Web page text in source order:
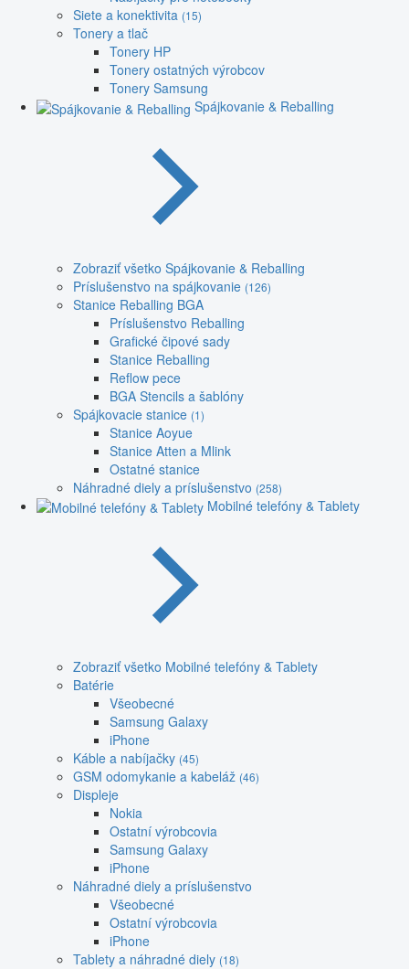
Siete a konektivita (15)
Tonery a tlač
Tonery HP
Tonery ostatných výrobcov
Tonery Samsung
Spájkovanie & Reballing
Zobraziť všetko Spájkovanie & Reballing
Príslušenstvo na spájkovanie (126)
Stanice Reballing BGA
Príslušenstvo Reballing
Grafické čipové sady
Stanice Reballing
Reflow pece
BGA Stencils a šablóny
Spájkovacie stanice (1)
Stanice Aoyue
Stanice Atten a Mlink
Ostatné stanice
Náhradné diely a príslušenstvo (258)
Mobilné telefóny & Tablety
Zobraziť všetko Mobilné telefóny & Tablety
Batérie
Všeobecné
Samsung Galaxy
iPhone
Káble a nabíjačky (45)
GSM odomykanie a kabeláž (46)
Displeje
Nokia
Ostatní výrobcovia
Samsung Galaxy
iPhone
Náhradné diely a príslušenstvo
Všeobecné
Ostatní výrobcovia
iPhone
Tablety a náhradné diely (18)